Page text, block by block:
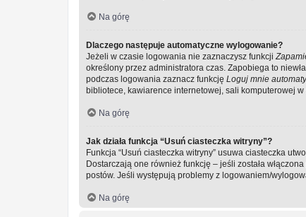
Na górę
Dlaczego następuje automatyczne wylogowanie?
Jeżeli w czasie logowania nie zaznaczysz funkcji
określony przez administratora czas. Zapobiega to
podczas logowania zaznacz funkcję Loguj mnie
bibliotece, kawiarence internetowej, sali komputerowej
Na górę
Jak działa funkcja “Usuń ciasteczka witryny”?
Funkcja “Usuń ciasteczka witryny” usuwa ciasteczka
Dostarczają one również funkcję – jeśli została
postów. Jeśli występują problemy z logowaniem/
Na górę